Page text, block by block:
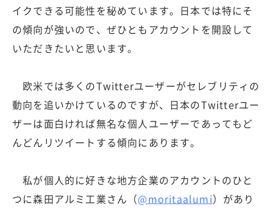
イクできる可能性を秘めています。日本では特にそ
の傾向が強いので、ぜひともアカウントを開設して
いただきたいと思います。
欧米では多くのTwitterユーザーがセレブリティの
動向を追いかけているのですが、日本のTwitterユー
ザーは面白ければ無名な個人ユーザーであってもど
んどんリツイートする傾向にあります。
私が個人的に好きな地方企業のアカウントのひと
つに森田アルミ工業さん（@moritaalumi）があり